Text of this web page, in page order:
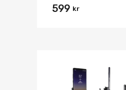
599 kr